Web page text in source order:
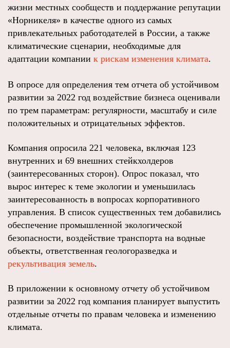
жизни местных сообществ и поддержание репутации
«Норникеля» в качестве одного из самых
привлекательных работодателей в России, а также
климатические сценарии, необходимые для
адаптации компании к рискам изменения климата.
В опросе для определения тем отчета об устойчивом
развитии за 2022 год воздействие бизнеса оценивали
по трем параметрам: регулярности, масштабу и силе
положительных и отрицательных эффектов.
Компания опросила 221 человека, включая 123
внутренних и 69 внешних стейкхолдеров
(заинтересованных сторон). Опрос показал, что
вырос интерес к теме экологии и уменьшилась
заинтересованность в вопросах корпоративного
управления. В список существенных тем добавились
обеспечение промышленной экологической
безопасности, воздействие транспорта на водные
объекты, ответственная геологоразведка и
рекультивация земель.
В приложении к основному отчету об устойчивом
развитии за 2022 год компания планирует выпустить
отдельные отчеты по правам человека и изменению
климата.